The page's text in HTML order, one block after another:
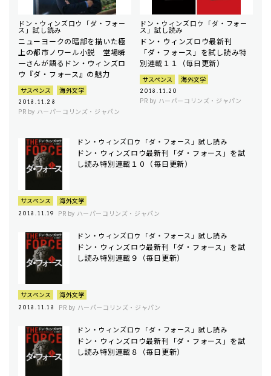
ドン・ウィンズロウ「ダ・フォー
ス」試し読み
ニューヨークの暗部を描いた極
上の都市ノワール小説 堂場瞬
一さんが語るドン・ウィンズロ
ウ『ダ・フォース』の魅力
サスペンス 海外文学
2018.11.28
PR by ハーパーコリンズ・ジャパン
ドン・ウィンズロウ「ダ・フォー
ス」試し読み
ドン・ウィンズロウ最新刊
「ダ・フォース」を試し読み特
別連載１１（毎日更新）
サスペンス 海外文学
2018.11.20
PR by ハーパーコリンズ・ジャパン
ドン・ウィンズロウ「ダ・フォース」試し読み
ドン・ウィンズロウ最新刊「ダ・フォース」を試
し読み特別連載１０（毎日更新）
サスペンス 海外文学
2018.11.19 PR by ハーパーコリンズ・ジャパン
ドン・ウィンズロウ「ダ・フォース」試し読み
ドン・ウィンズロウ最新刊「ダ・フォース」を試
し読み特別連載９（毎日更新）
サスペンス 海外文学
2018.11.18 PR by ハーパーコリンズ・ジャパン
ドン・ウィンズロウ「ダ・フォース」試し読み
ドン・ウィンズロウ最新刊「ダ・フォース」を試
し読み特別連載８（毎日更新）